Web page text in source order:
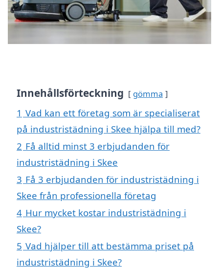
Innehållsförteckning gömma
1 Vad kan ett företag som är specialiserat
på industristädning i Skee hjälpa till med?
2 Få alltid minst 3 erbjudanden för
industristädning i Skee
3 Få 3 erbjudanden för industristädning i
Skee från professionella företag
4 Hur mycket kostar industristädning i
Skee?
5 Vad hjälper till att bestämma priset på
industristädning i Skee?